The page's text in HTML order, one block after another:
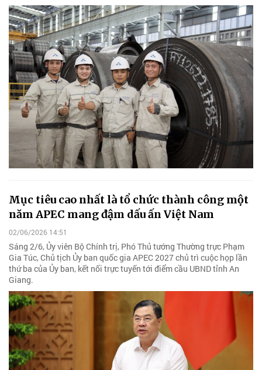
Mục tiêu cao nhất là tổ chức thành công một
năm APEC mang đậm dấu ấn Việt Nam
02/06/2026 14:51
Sáng 2/6, Ủy viên Bộ Chính trị, Phó Thủ tướng Thường trực Phạm
Gia Túc, Chủ tịch Ủy ban quốc gia APEC 2027 chủ trì cuộc họp lần
thứ ba của Ủy ban, kết nối trực tuyến tới điểm cầu UBND tỉnh An
Giang.